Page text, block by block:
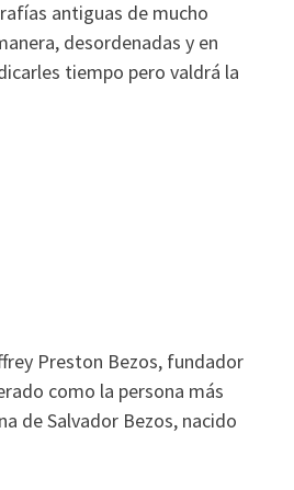
antiguas de mucho
desordenadas y en
tiempo pero valdrá la
Preston Bezos, fundador
como la persona más
de Salvador Bezos, nacido